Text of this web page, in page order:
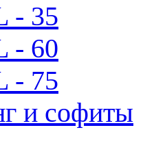
- 35
- 60
- 75
и софиты